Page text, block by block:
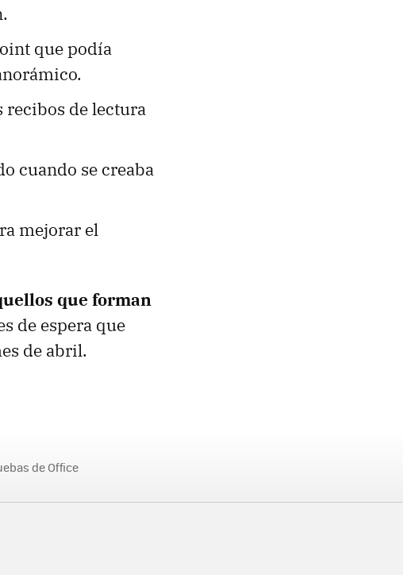
que podía
recibos de lectura
cuando se creaba
mejorar el
que forman
de espera que
de abril.
de Office